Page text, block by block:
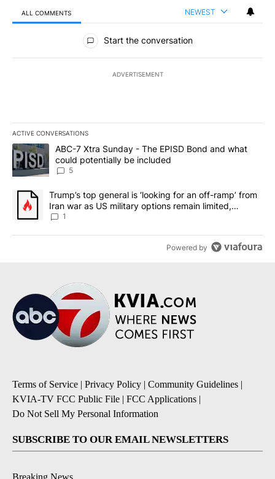
ALL COMMENTS NEWEST
All Comments
Start the conversation
ADVERTISEMENT
ACTIVE CONVERSATIONS
The following is a list of the most commented articles in the last
A trending article titled "ABC-7 Xtra Sunday - The EPISD Bond
ABC-7 Xtra Sunday - The EPISD Bond and what
could potentially be included
5
A trending article titled "Trump’s top general is ‘looking for an
Trump’s top general is ‘looking for an off-ramp’ from
Iran war as US military options remain limited,
sources say
1
Powered by
Terms of Service | Privacy Policy | Community Guidelines |
KVIA-TV FCC Public File | FCC Applications |
Do Not Sell My Personal Information
SUBSCRIBE TO OUR EMAIL NEWSLETTERS
Breaking News